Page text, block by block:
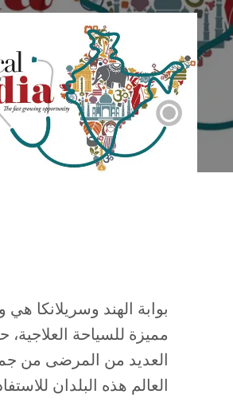
بوابة الهند وسريلانكا هي
مميزة للسياحة العلاجية،
العديد من المرضى من
العالم هذه البلدان